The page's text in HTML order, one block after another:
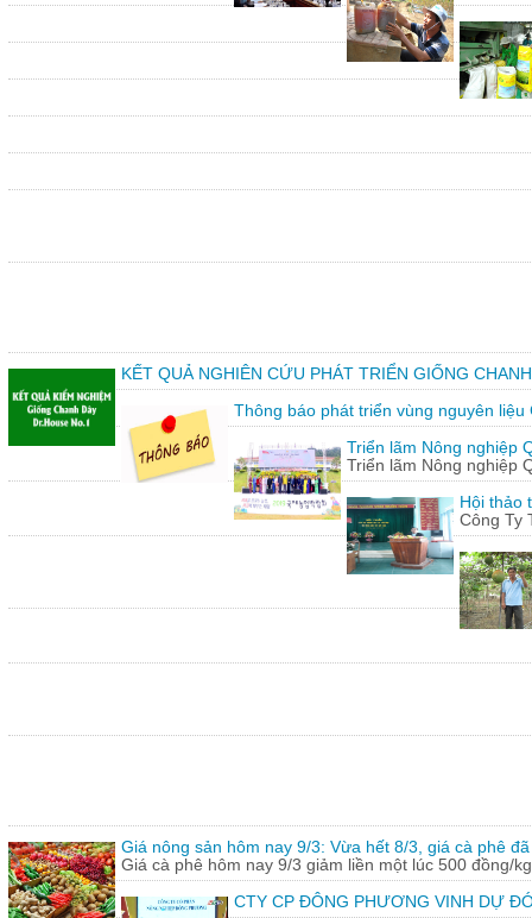
KẾT QUẢ NGHIÊN CỨU PHÁT TRIỂN GIỐNG
Thông báo phát triển vùng nguyên liệu
Triển lãm Nông nghiệp
Triển lãm Nông nghiệp
Hội thảo
Công Ty
Giá nông sản hôm nay 9/3: Vừa hết 8/3, giá cà phê
Giá cà phê hôm nay 9/3 giảm liền một lúc 500 đồng/
CTY CP ĐÔNG PHƯƠNG VINH DỰ